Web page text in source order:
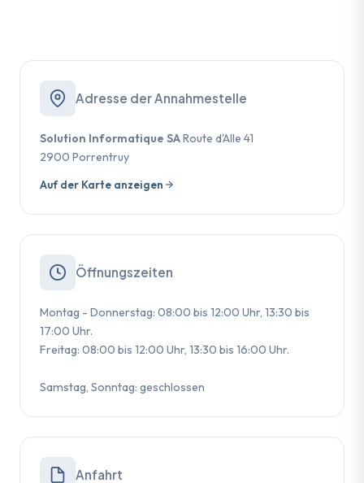
Adresse der Annahmestelle
Solution Informatique SARoute d'Alle 41
2900 Porrentruy
Auf der Karte anzeigen
Öffnungszeiten
Montag - Donnerstag: 08:00 bis 12:00 Uhr, 13:30 bis
17:00 Uhr.
Freitag: 08:00 bis 12:00 Uhr, 13:30 bis 16:00 Uhr.
Samstag, Sonntag: geschlossen
Anfahrt